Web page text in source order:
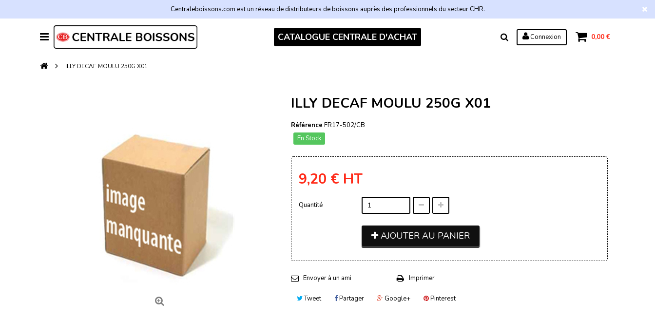
Centraleboissons.com est un réseau de distributeurs de boissons auprès des professionnels du secteur CHR.
0,00 €
Connexion
CATALOGUE CENTRALE D'ACHAT
ILLY DECAF MOULU 250G X01
ILLY DECAF MOULU 250G X01
Référence FR17-502/CB
En Stock
9,20 € HT
Quantité
AJOUTER AU PANIER
Envoyer à un ami Imprimer
Tweet Partager Google+ Pinterest